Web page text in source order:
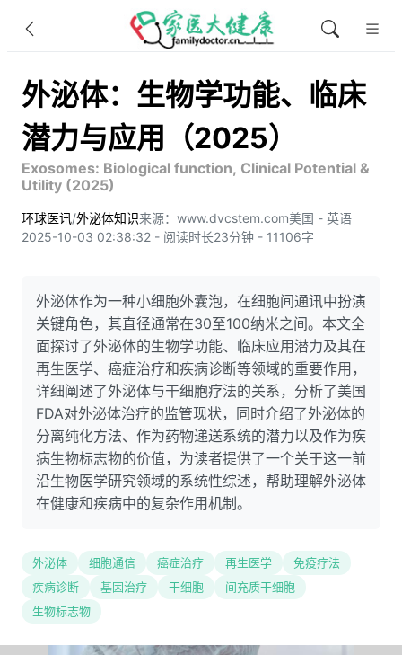
外泌体：生物学功能、临床
潜力与应用（2025）
Exosomes: Biological function, Clinical Potential &
Utility (2025)
环球医讯/外泌体知识来源：www.dvcstem.com美国 - 英语
2025-10-03 02:38:32 - 阅读时长23分钟 - 11106字
外泌体作为一种小细胞外囊泡，在细胞间通讯中扮演
关键角色，其直径通常在30至100纳米之间。本文全
面探讨了外泌体的生物学功能、临床应用潜力及其在
再生医学、癌症治疗和疾病诊断等领域的重要作用，
详细阐述了外泌体与干细胞疗法的关系，分析了美国
FDA对外泌体治疗的监管现状，同时介绍了外泌体的
分离纯化方法、作为药物递送系统的潜力以及作为疾
病生物标志物的价值，为读者提供了一个关于这一前
沿生物医学研究领域的系统性综述，帮助理解外泌体
在健康和疾病中的复杂作用机制。
外泌体 细胞通信 癌症治疗 再生医学
免疫疗法
疾病诊断
基因治疗 干细胞
间充质干细胞
生物标志物